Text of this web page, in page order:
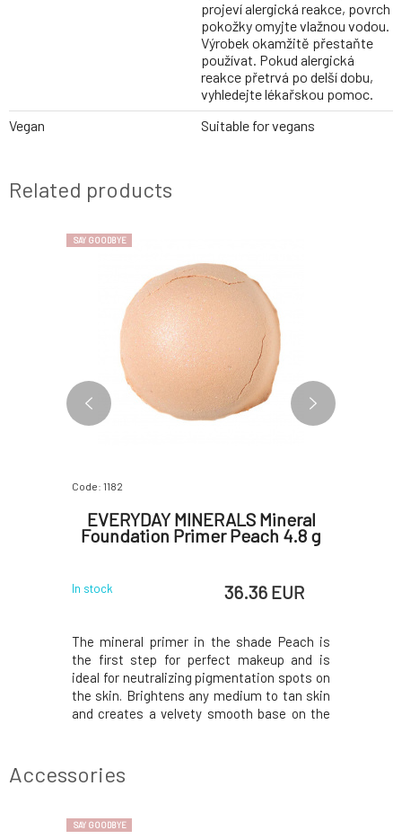
projeví alergická reakce, povrch
pokožky omyjte vlažnou vodou.
Výrobek okamžitě přestaňte
používat. Pokud alergická
reakce přetrvá po delší dobu,
vyhledejte lékařskou pomoc.
Vegan
Suitable for vegans
Related products
that
SAY GOODBYE
Code: 1182
EVERYDAY MINERALS Mineral
Foundation Primer Peach 4.8 g
In stock 36.36 EUR
The mineral primer in the shade Peach is
the first step for perfect makeup and is
ideal for neutralizing pigmentation spots on
the skin. Brightens any medium to tan skin
and creates a velvety smooth base on the
sets the applied cosmetics. Covers skin
imperfec
Accessories
SAY GOODBYE